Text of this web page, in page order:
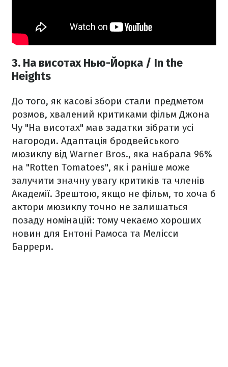
3. На висотах Нью-Йорка / In the
Heights
До того, як касові збори стали предметом
розмов, хвалений критиками фільм Джона
Чу "На висотах" мав задатки зібрати усі
нагороди. Адаптація бродвейського
мюзиклу від Warner Bros., яка набрала 96%
на "Rotten Tomatoes", як і раніше може
залучити значну увагу критиків та членів
Академії. Зрештою, якщо не фільм, то хоча б
актори мюзиклу точно не залишаться
позаду номінацій: тому чекаємо хороших
новин для Ентоні Рамоса та Мелісси
Баррери.